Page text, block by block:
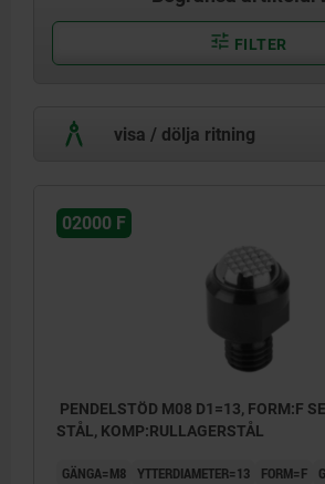
FILTER
visa / dölja ritning
02000 F
PENDELSTÖD M08 D1=13, FORM:F
STÅL, KOMP:RULLAGERSTÅL
GÄNGA=M8 YTTERDIAMETER=13 FORM=F